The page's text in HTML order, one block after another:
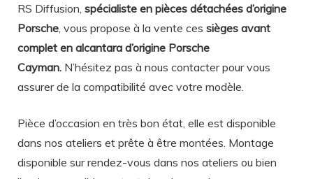
RS Diffusion, spécialiste en pièces détachées d’origine
Porsche , vous propose à la vente ces sièges avant
complet en alcantara d’origine Porsche
Cayman. N’hésitez pas à nous contacter pour vous
assurer de la compatibilité avec votre modèle.
Pièce d’occasion en très bon état, elle est disponible
dans nos ateliers et prête à être montées. Montage
disponible sur rendez-vous dans nos ateliers ou bien